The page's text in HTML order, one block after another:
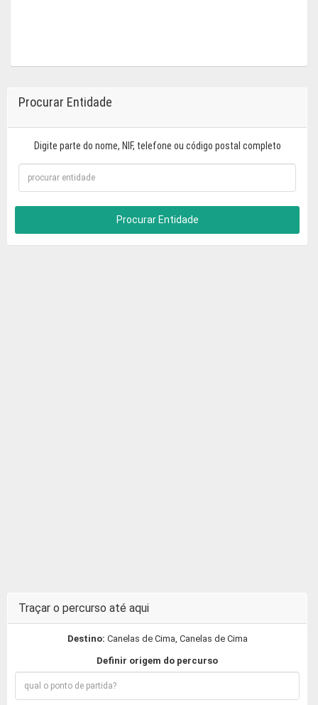
Procurar Entidade
Digite parte do nome, NIF, telefone ou código postal completo
Procurar Entidade
Traçar o percurso até aqui
Destino: Canelas de Cima, Canelas de Cima
Definir origem do percurso